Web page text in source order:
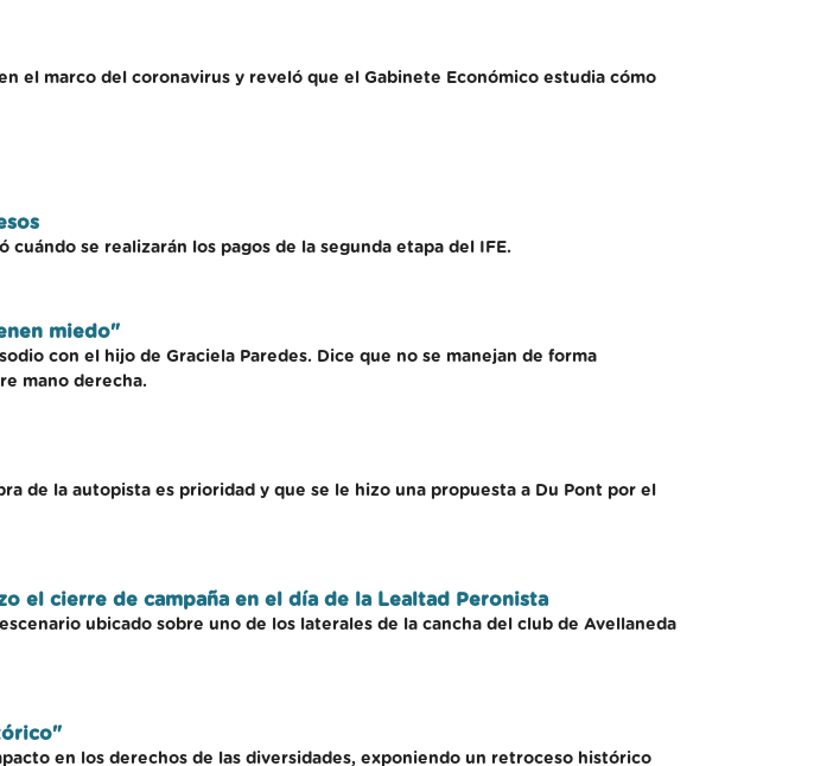
el marco del coronavirus y reveló que el Gabinete Económico estudia cómo
se realizarán los pagos de la segunda etapa del IFE.
miedo"
con el hijo de Graciela Paredes. Dice que no se manejan de forma
mano derecha.
de la autopista es prioridad y que se le hizo una propuesta a Du Pont por el
el cierre de campaña en el día de la Lealtad Peronista
ubicado sobre uno de los laterales de la cancha del club de Avellaneda
en los derechos de las diversidades, exponiendo un retroceso histórico